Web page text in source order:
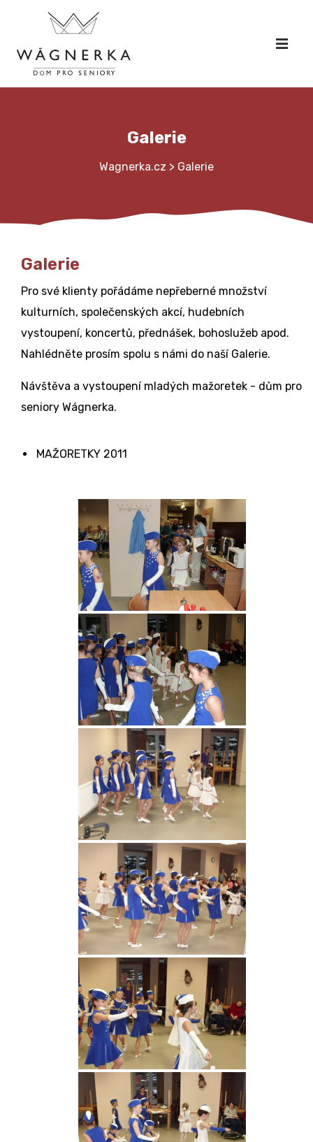
Galerie
Wagnerka.cz > Galerie
Galerie
Pro své klienty pořádáme nepřeberné množství
kulturních, společenských akcí, hudebních
vystoupení, koncertů, přednášek, bohoslužeb apod.
Nahlédněte prosím spolu s námi do naší Galerie.
Návštěva a vystoupení mladých mažoretek - dům pro
seniory Wágnerka.
MAŽORETKY 2011